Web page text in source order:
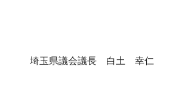
埼玉県議会議長 白土 幸仁